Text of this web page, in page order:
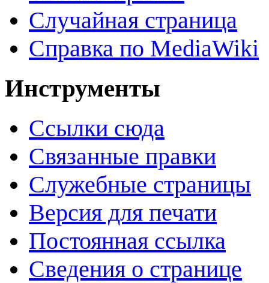
Случайная страница
Справка по MediaWiki
Инструменты
Ссылки сюда
Связанные правки
Служебные страницы
Версия для печати
Постоянная ссылка
Сведения о странице